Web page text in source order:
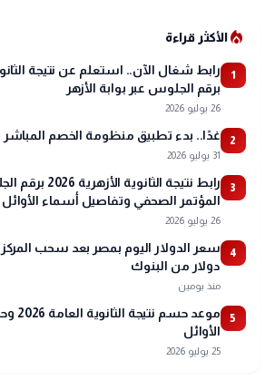
local_fire_departmentالأكثر قراءة
1
برقم الجلوس عبر بوابة الأزهر
26 يوليو 2026
2 غدًا.. بدء تطبيق منظومة الخصم المباشر
31 يوليو 2026
3
رابط نتيجة
المؤتمر الصحفي وتفاصيل أسماء الأوائل
26 يوليو 2026
4
دولار من البنوك
منذ يومين
5
موعد
الأوائل
25 يوليو 2026